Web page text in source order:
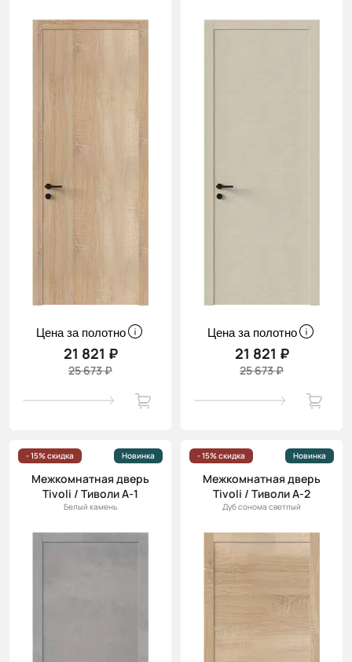
Цена за полотно
21 821 ₽
25 673 ₽
Цена за полотно
21 821 ₽
25 673 ₽
- 15% скидка Новинка
Межкомнатная дверь
Tivoli / Тиволи А-1
Белый камень
- 15% скидка Новинка
Межкомнатная дверь
Tivoli / Тиволи А-2
Дуб сонома светлый